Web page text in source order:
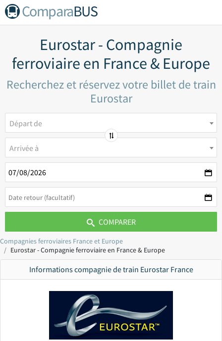
ComparaBUS
Eurostar - Compagnie
ferroviaire en France & Europe
Recherchez et réservez votre billet de train
Eurostar
Départ de
Arrivée à
COMPARER
Compagnies ferroviaires France et Europe
Eurostar - Compagnie ferroviaire en France & Europe
Informations compagnie de train Eurostar France